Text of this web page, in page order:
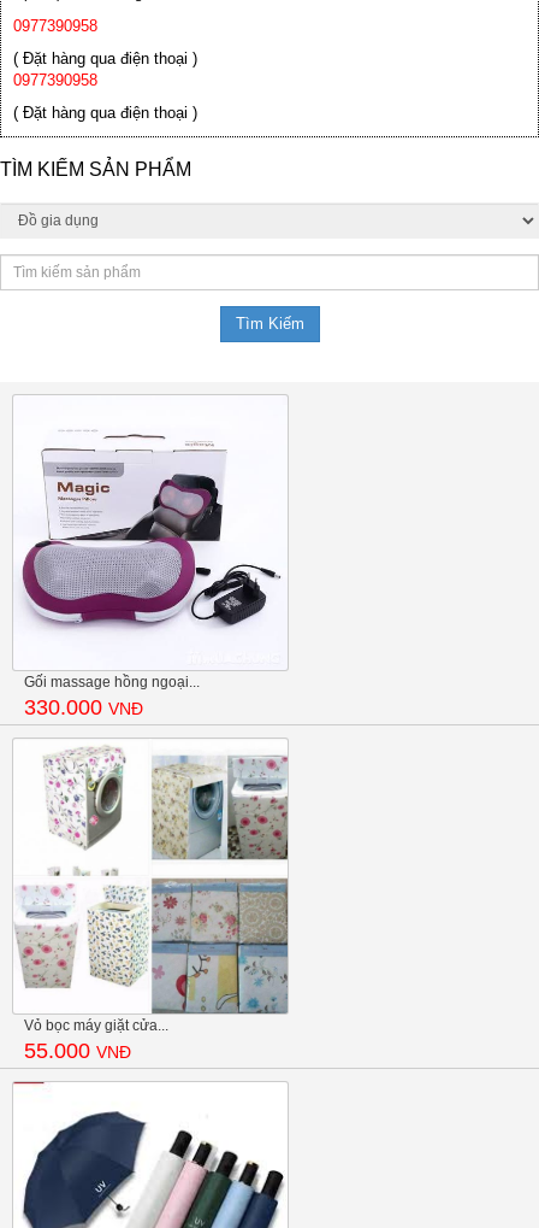
0977390958
( Đặt hàng qua điện thoại )
0977390958
( Đặt hàng qua điện thoại )
TÌM KIẾM SẢN PHẨM
Gối massage hồng ngoại...
330.000 VNĐ
Vỏ bọc máy giặt cửa...
55.000 VNĐ